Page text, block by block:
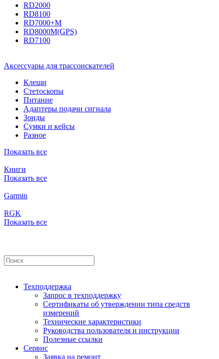
RD2000
RD8100
RD7000+M
RD8000M(GPS)
RD7100
Аксессуары для трассоискателей
Клещи
Стетоскопы
Питание
Адаптеры подачи сигнала
Зонды
Сумки и кейсы
Разное
Показать все
Книги
Показать все
Garmin
RGK
Показать все
Техподдержка
Запрос в техподдержку
Сертификаты об утверждении типа средств
измерений
Технические характеристики
Руководства пользователя и инструкции
Полезные ссылки
Сервис
Заявка на ремонт